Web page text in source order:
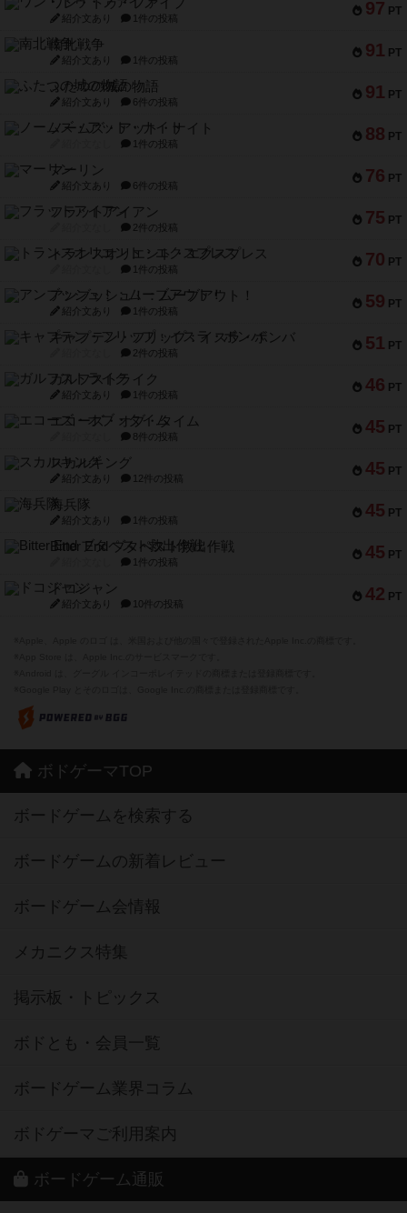
97 PT
紹介文あり 1件の投稿
91 PT
南北戦争
紹介文あり 1件の投稿
91 PT
ふたつの城の物語
紹介文あり 6件の投稿
88 PT
ノームズ・アット・ナイト
1件の投稿
76 PT
マーリン
紹介文あり 6件の投稿
75 PT
フラットアイアン
2件の投稿
70 PT
トランスオリエント・エクスプレス
1件の投稿
59 PT
アンブッシュ！：ムーブアウト！
紹介文あり 1件の投稿
51 PT
キャプテン・フリップ：イスラ・ボンバ
2件の投稿
46 PT
ガルフストライク
紹介文あり 1件の投稿
45 PT
エコーズ・オブ・タイム
8件の投稿
45 PT
スカルキング
紹介文あり 12件の投稿
45 PT
海兵隊
紹介文あり 1件の投稿
45 PT
Bitter End ブタペスト救出作戦
1件の投稿
42 PT
ドコジャン
紹介文あり 10件の投稿
ボドゲーマTOP
ボードゲームを検索する
ボードゲームの新着レビュー
ボードゲーム会情報
メカニクス特集
掲示板・トピックス
ボドとも・会員一覧
ボードゲーム業界コラム
ボドゲーマご利用案内
ボードゲーム通販